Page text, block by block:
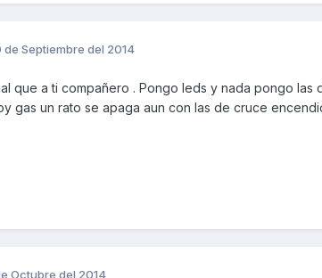
de Septiembre del 2014
que a ti compañero . Pongo leds y nada pongo
gas un rato se apaga aun con las de cruce
Octubre del 2014